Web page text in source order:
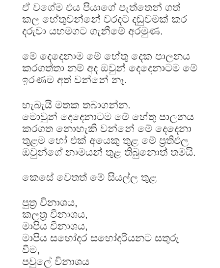
ඒ වගේම එය පියාගේ පැත්තෙන් ගත්
කල හේතුවන්නේ වරදට දඬුවමක් කර
දරුවා යහමගට ගැනීමේ අරමුණ.
මේ දෙදෙනාම මේ හේතු දෙක පාලනය
කරගත්තා නම් අද ඔවුන් දෙදෙනාටම මේ
ඉරණම අත් වන්නේ නෑ.
හැබැයි මතක තබාගන්න.
මොවුන් දෙදෙනාටම මේ හේතු පාලනය
කරගත නොහැකි වන්නේ මේ දෙදෙනා
තුළම හෝ එක් අයෙකු තුළ මේ ප්‍රතිඵල
ඔවුන්ගේ නාමයන් තුළ තිබුනොත් තමයි.
කෙසේ වෙතත් මේ සියල්ල තුළ
පුත්‍ර විනාශය,
කලත්‍ර විනාශය,
මාපිය විනාශය,
මාපිය සහෝදර සහෝදරියනට සතුරු
වීම,
පවුලේ විනාශය